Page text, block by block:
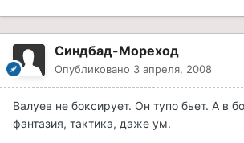
Синдбад-Мореход
Опубликовано 3 апреля, 2008
Валуев не боксирует. Он тупо бьет. А в
фантазия, тактика, даже ум.